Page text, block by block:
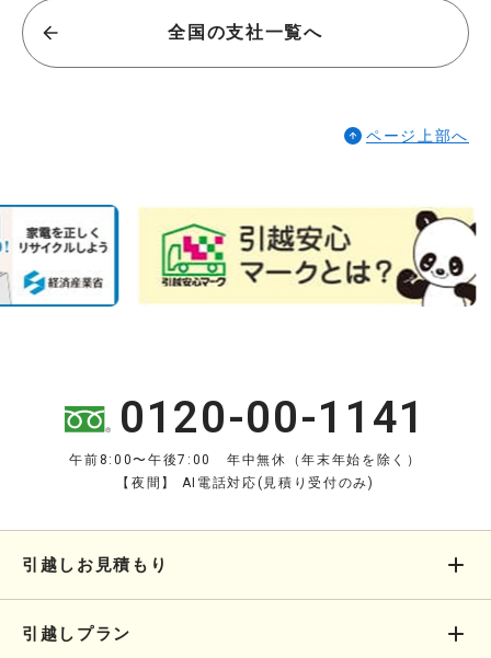
全国の支社一覧へ
ページ上部へ
0120-00-1141
午前8:00〜午後7:00 年中無休（年末年始を除く）
【夜間】 AI電話対応(見積り受付のみ)
引越しお見積もり
引越しプラン